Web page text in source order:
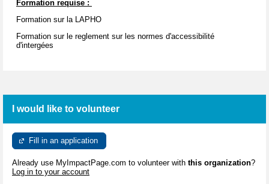
Formation requise :
Formation sur la LAPHO
Formation sur le reglement sur les normes d'accessibilité
d'intergées
I would like to volunteer
Fill in an application
Already use MyImpactPage.com to volunteer with this organization?
Log in to your account